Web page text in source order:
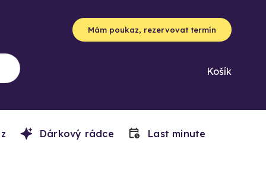
Mám poukaz, rezervovat termín
Košík
Dárkový rádce Last minute